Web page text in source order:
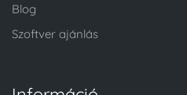
Blog
Szoftver ajánlás